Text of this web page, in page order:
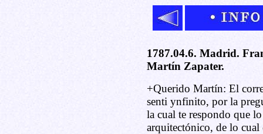
1787.04.6. Madrid.
Martín Zapater.
+Querido Martín: El
senti ynfinito, por la
la cual te respondo que
arquitectónico, de lo